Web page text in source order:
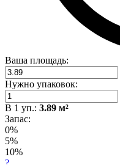
Ваша площадь:
Нужно упаковок:
В 1 уп.: 3.89 м²
Запас:
0%
5%
10%
?